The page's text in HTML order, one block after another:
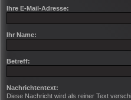
Ihre E-Mail-Adresse:
Ihr Name:
Betreff:
Nachrichtentext:
Diese Nachricht wird als reiner Text